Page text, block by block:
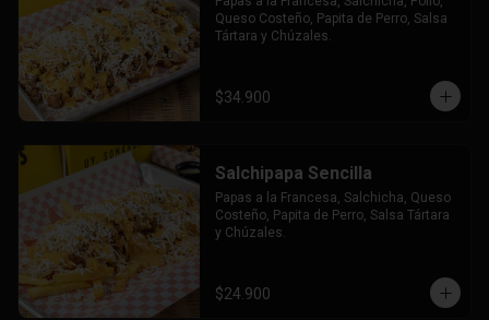
Queso Costeño, Papita de Perro, Salsa
Tártara y Chúzales.
$34.900
Salchipapa Sencilla
Papas a la Francesa, Salchicha, Queso
Costeño, Papita de Perro, Salsa Tártara
y Chúzales.
$24.900